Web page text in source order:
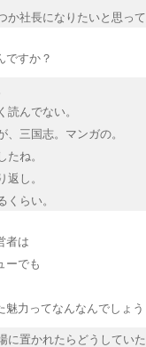
か社長になりたいと思って
ですか？
んでない。
、三国志。マンガの。
ね。
し。
くらい。
者は
ーでも
魅力ってなんなんでしょう
に置かれたらどうしてい